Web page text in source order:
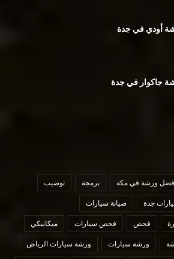
أودي في جدة
جاكوار في جدة
ورشة في مكة برمجة توضيب
جدة صيانة سيارات
فحص فحص سيارات ميكانيكي
ورشة سيارات ورشة سيارات الرياض